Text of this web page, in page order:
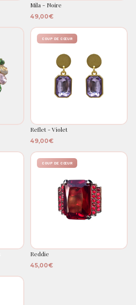
Mila - Noire
49,00€
COUP DE CŒUR
Reflet - Violet
49,00€
COUP DE CŒUR
Reddie
45,00€